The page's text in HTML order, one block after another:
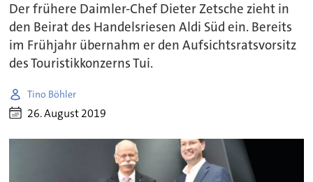
Der frühere Daimler-Chef Dieter Zetsche zieht in
den Beirat des Handelsriesen Aldi Süd ein. Bereits
im Frühjahr übernahm er den Aufsichtsratsvorsitz
des Touristikkonzerns Tui.
Tino Böhler
26. August 2019